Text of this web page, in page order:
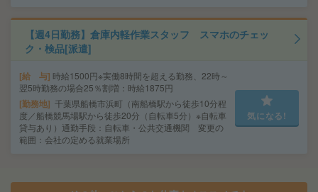
【週4日勤務】倉庫内軽作業スタッフ スマホのチェッ
ク・検品[派遣]
給 与 時給1500円※実働8時間を超える勤務、22時～
翌5時勤務の場合25％割増：時給1875円
勤務地 千葉県船橋市浜町（南船橋駅から徒歩10分程
度／船橋競馬場駅から徒歩20分（自転車5分）※自転車
貸与あり）通勤手段：自転車・公共交通機関 変更の
範囲：会社の定める就業場所
気になる!